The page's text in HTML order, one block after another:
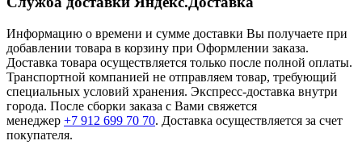
Информацию о времени и сумме доставки Вы получаете при
добавлении товара в корзину при Оформлении заказа.
Доставка товара осуществляется только после полной оплаты.
Транспортной компанией не отправляем товар, требующий
специальных условий хранения. Экспресс-доставка внутри
города. После сборки заказа с Вами свяжется
менеджер +7 912 699 70 70. Доставка осуществляется за счет
покупателя.